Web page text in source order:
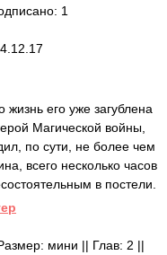
1
жизнь его уже загублена
Магической войны,
по сути, не более чем
всего несколько часов
в постели.
мини || Глав: 2 ||